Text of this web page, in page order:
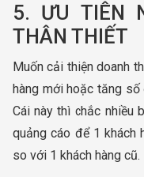
5. ƯU TIÊN
THÂN THIẾT
Muốn cải thiện doanh
hàng mới hoặc tăng
Cái này thì chắc nhiều
quảng cáo để 1 khách
so với 1 khách hàng cũ.